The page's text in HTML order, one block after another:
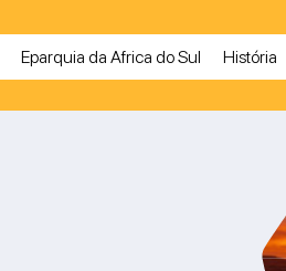
Eparquia da Africa do Sul História